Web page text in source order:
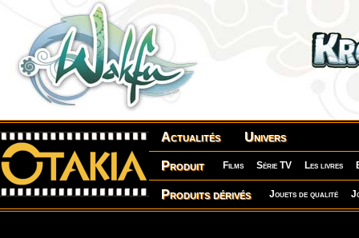
Actualités Univers
Produit Films Série TV Les livres
Produits dérivés Jouets de qualité